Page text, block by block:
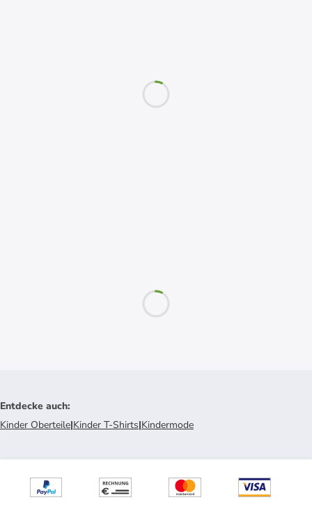
Entdecke auch:
Kinder Oberteile|Kinder T-Shirts|Kindermode